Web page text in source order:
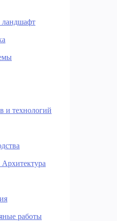
ландшафт
и технологий
работы